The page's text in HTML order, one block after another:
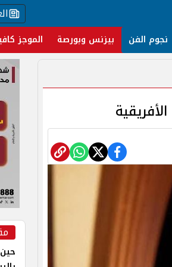
نجوم الفن بيزنس وبورصة الموجز